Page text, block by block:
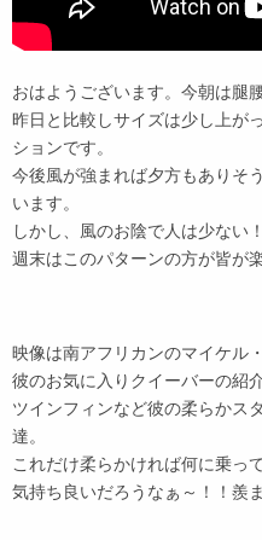
おはようございます。今朝は腿
昨日と比較しサイズは少し上が
ションです。
今後風が強まれば夕方もありそ
います。
しかし、風のお陰で人は少ない
週末はこのパターンの方が皆が
映像は南アフリカンのマイケル
彼のお気に入りクイーバーの紹介
ツインフィンなど彼の柔らかス
達。
これだけ柔らかければ何に乗っ
気持ち良いだろうなぁ～！！羨